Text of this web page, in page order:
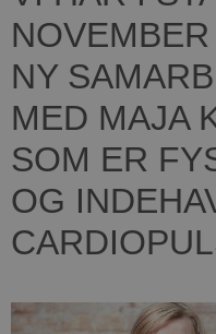
NY
MED MAJA
SOM ER
OG